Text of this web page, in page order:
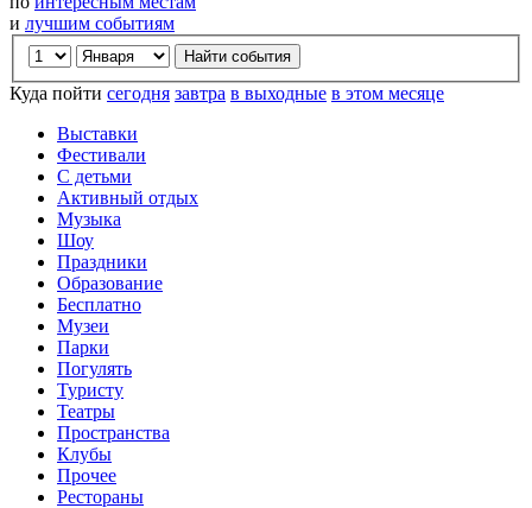
и лучшим событиям
Куда пойти сегодня завтра в выходные в этом месяце
Выставки
Фестивали
С детьми
Активный отдых
Музыка
Шоу
Праздники
Образование
Бесплатно
Музеи
Парки
Погулять
Туристу
Театры
Пространства
Клубы
Прочее
Рестораны